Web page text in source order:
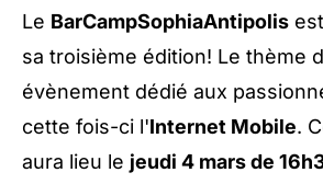
Le BarCampSophiaAntipolis
sa troisième édition! Le thème
évènement dédié aux
cette fois-ci l'Internet Mobile.
aura lieu le jeudi 4 mars de